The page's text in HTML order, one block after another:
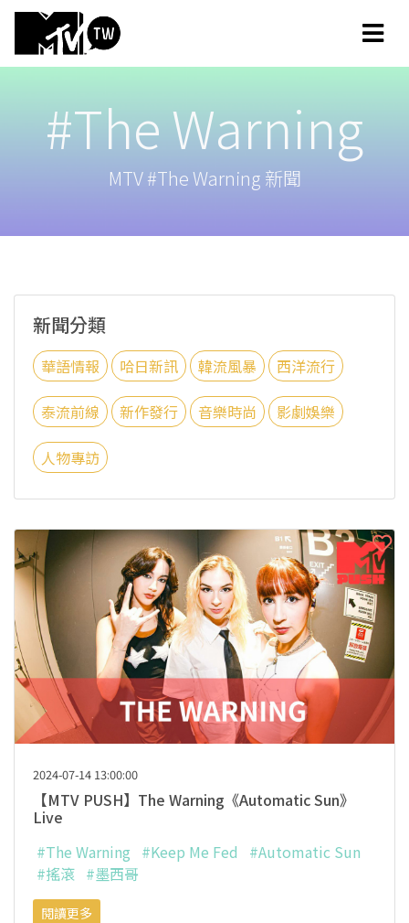
#The Warning
MTV #The Warning 新聞
新聞分類
華語情報 哈日新訊 韓流風暴 西洋流行
泰流前線 新作發行 音樂時尚 影劇娛樂
人物專訪
2024-07-14 13:00:00
【MTV PUSH】The Warning《Automatic Sun》
Live
#The Warning #Keep Me Fed
#Automatic Sun
#搖滾 #墨西哥
閱讀更多